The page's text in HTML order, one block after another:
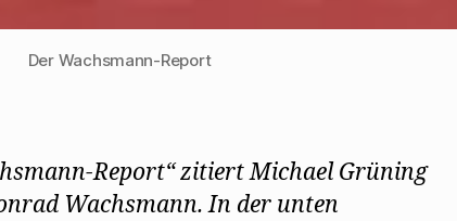
Der Wachsmann-Report
Report“ zitiert Michael Grüning
Wachsmann. In der unten